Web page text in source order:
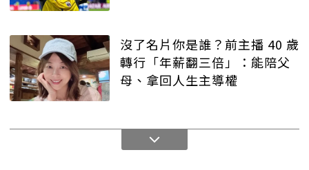
沒了名片你是誰？前主播 40 歲
轉行「年薪翻三倍」：能陪父
母、拿回人生主導權